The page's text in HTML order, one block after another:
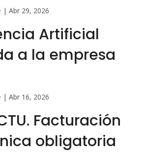
| Abr 29, 2026
Artificial
a la empresa
| Abr 16, 2026
Facturación
obligatoria